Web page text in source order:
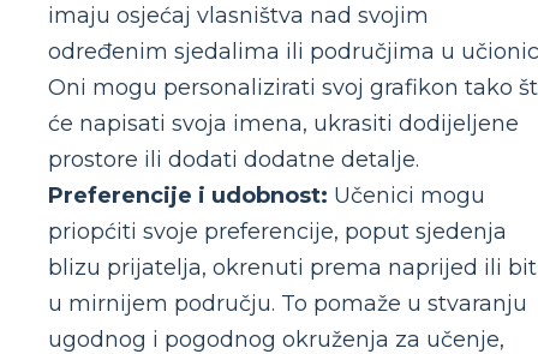
imaju osjećaj vlasništva nad svojim
određenim sjedalima ili područjima u
Oni mogu personalizirati svoj grafikon tako
će napisati svoja imena, ukrasiti dodijeljene
prostore ili dodati dodatne detalje.
Preferencije i udobnost: Učenici mogu
priopćiti svoje preferencije, poput sjedenja
blizu prijatelja, okrenuti prema naprijed ili
u mirnijem području. To pomaže u stvaranju
ugodnog i pogodnog okruženja za učenje,